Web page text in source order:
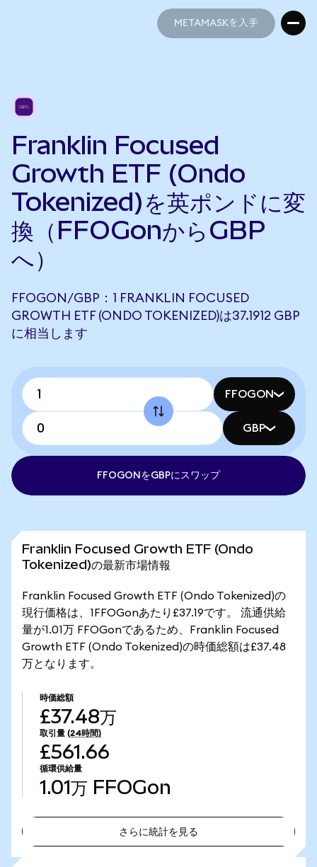
METAMASKを入手
Franklin Focused
Growth ETF (Ondo
Tokenized)を英ポンドに変
換（FFOGonからGBP
へ）
FFOGON/GBP：1 FRANKLIN FOCUSED
GROWTH ETF (ONDO TOKENIZED)は37.1912 GBP
に相当します
FFOGON
GBP
FFOGONをGBPにスワップ
Franklin Focused Growth ETF (Ondo
Tokenized)の最新市場情報
Franklin Focused Growth ETF (Ondo Tokenized)の
現行価格は、1FFOGonあたり£37.19です。 流通供給
量が1.01万 FFOGonであるため、Franklin Focused
Growth ETF (Ondo Tokenized)の時価総額は£37.48
万となります。
時価総額
£37.48万
取引量 (24時間)
£561.66
循環供給量
1.01万 FFOGon
さらに統計を見る